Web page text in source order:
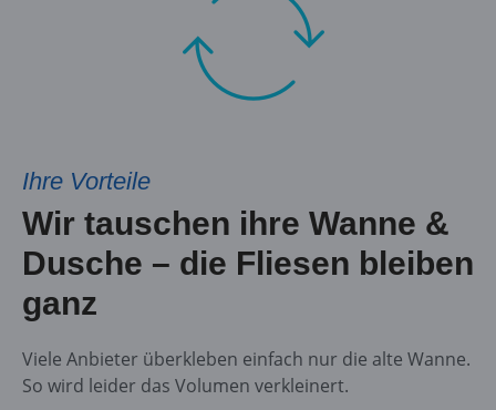
Ihre Vorteile
Wir tauschen ihre Wanne &
Dusche – die Fliesen bleiben
ganz
Viele Anbieter überkleben einfach nur die alte Wanne.
So wird leider das Volumen verkleinert.